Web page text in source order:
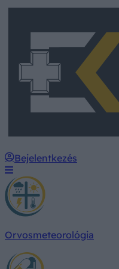
Bejelentkezés
Orvosmeteorológia